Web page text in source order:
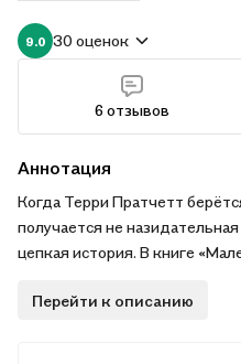
9.0 30 оценок
6 отзывов
Аннотация
Когда Терри Пратчетт
получается не
цепкая история. В книге
Тиффани Болен впервые
В центре сюжета — девочка
Перейти к описанию